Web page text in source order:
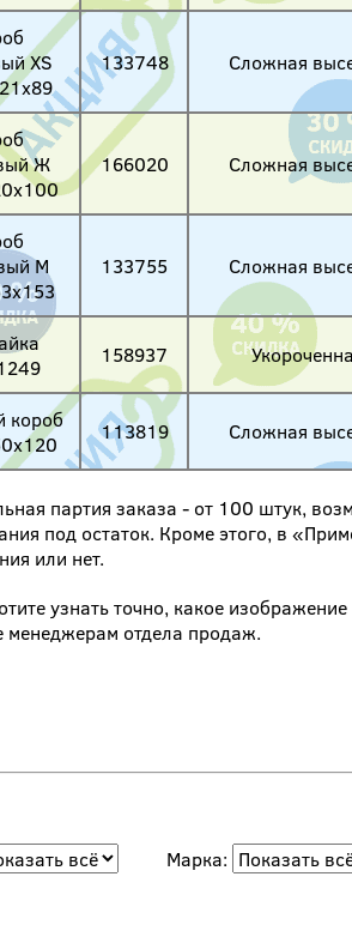
XS
133748 Сложная
Ж
166020 Сложная
М
133755 Сложная
158937
короб
113819 Сложная
партия заказа - от 100 штук,
под остаток. Кроме этого, в
или нет.
узнать точно, какое
менеджерам отдела продаж.
Марка: